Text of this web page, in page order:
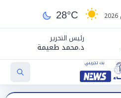
28°C
رئيس التحرير
د.محمد طعيمة